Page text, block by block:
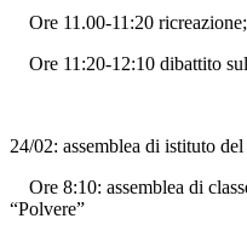
Ore 11.00-11:20 ricreazione;
Ore 11:20-12:10 dibattito
24/02: assemblea di istituto
Ore 8:10: assemblea di
“Polvere”